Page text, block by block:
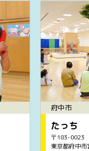
府中市
たっち
〒183-0023
東京都府中